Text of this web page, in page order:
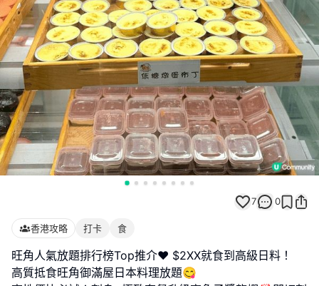
7 0
香港攻略 打卡 食
旺角人氣放題排行榜Top推介❤️ $2XX就食到高級日料！
高質抵食旺角御滿屋日本料理放題😋